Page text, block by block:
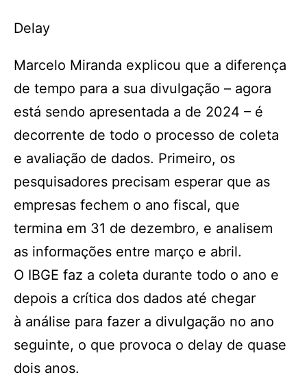
Delay
Marcelo Miranda explicou que a diferença
de tempo para a sua divulgação – agora
está sendo apresentada a de 2024 – é
decorrente de todo o processo de coleta
e avaliação de dados. Primeiro, os
pesquisadores precisam esperar que as
empresas fechem o ano fiscal, que
termina em 31 de dezembro, e analisem
as informações entre março e abril.
O IBGE faz a coleta durante todo o ano e
depois a crítica dos dados até chegar
à análise para fazer a divulgação no ano
seguinte, o que provoca o delay de quase
dois anos.